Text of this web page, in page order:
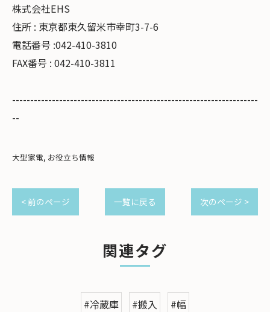
株式会社EHS
住所 : 東京都東久留米市幸町3-7-6
電話番号 :042-410-3810
FAX番号 : 042-410-3811
--------------------------------------------------------------------
--
大型家電 お役立ち情報
< 前のページ 一覧に戻る 次のページ >
関連タグ
#冷蔵庫 #搬入 #幅